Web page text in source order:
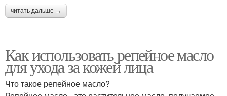
читать дальше →
Как использовать репейное масло
для ухода за кожей лица
Что такое репейное масло?